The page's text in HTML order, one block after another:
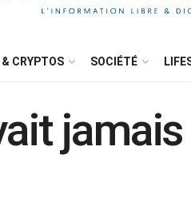
& CRYPTOS SOCIÉTÉ